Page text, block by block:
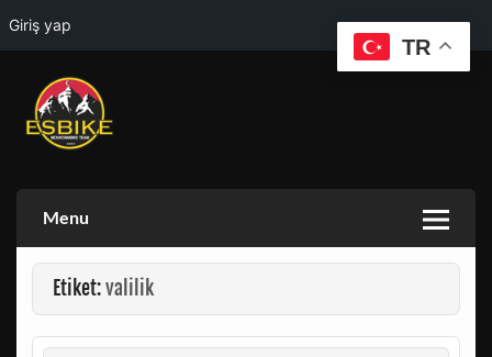
Giriş yap
Skip
content
Menu
Etiket:valilik
TR